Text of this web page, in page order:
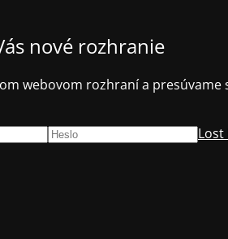
nové rozhranie
webovom rozhraní a presúvame
Lost